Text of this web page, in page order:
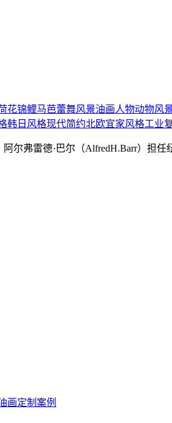
花锦鲤马芭蕾舞风景油画人物动物风
韩日风格现代简约北欧宜家风格工业
尔弗雷德·巴尔（AlfredH.Barr）担
画定制案例